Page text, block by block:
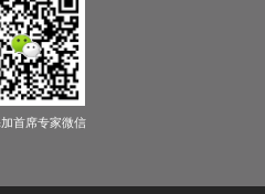
首席专家微信